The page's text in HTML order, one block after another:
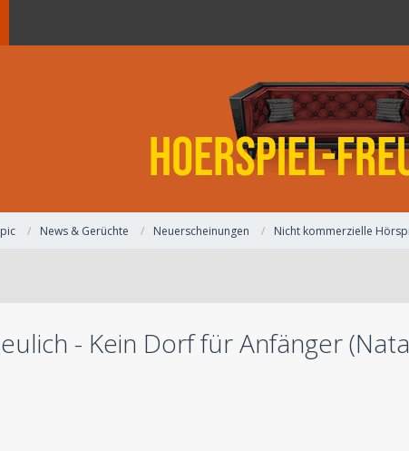
News & Gerüchte Neuerscheinungen Nicht kommerzielle
- Kein Dorf für Anfänger